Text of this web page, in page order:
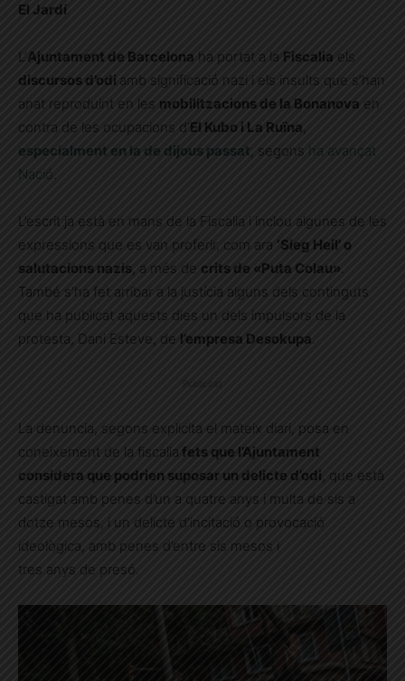
El Jardí
L’ Ajuntament de Barcelona ha portat a la Fiscalia els
discursos d’odi amb significació nazi i els insults que s’han
anat reproduint en les mobilitzacions de la Bonanova en
contra de les ocupacions d’El Kubo i La Ruïna,
especialment en la de dijous passat, segons ha avançat
Nació.
L’escrit ja està en mans de la Fiscalia i inclou algunes de les
expressions que es van proferir, com ara ‘Sieg Heil’ o
salutacions nazis, a més de crits de «Puta Colau».
També s’ha fet arribar a la justícia alguns dels continguts
que ha publicat aquests dies un dels impulsors de la
protesta, Dani Esteve, de l’empresa Desokupa
La denuncia, segons explicita el mateix diari, posa en
coneixement de la fiscalia fets que l’Ajuntament
considera que podrien suposar un delicte d’odi, que està
castigat amb penes d’un a quatre anys i multa de sis a
dotze mesos, i un delicte d’incitació o provocació
ideològica, amb penes d’entre sis mesos i
tres anys de presó.